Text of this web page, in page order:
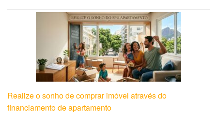
Realize o sonho de comprar imóvel através do
financiamento de apartamento